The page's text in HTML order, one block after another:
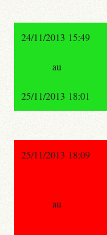
24/11/2013 15:49
au
25/11/2013 18:01
25/11/2013 18:09
au